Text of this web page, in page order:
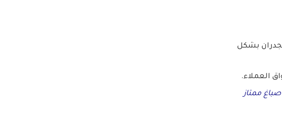
بشكل
العملاء.
صباغ ممتاز